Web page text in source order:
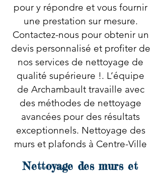
pour y répondre et vous fournir
une prestation sur mesure.
Contactez-nous pour obtenir un
devis personnalisé et profiter de
nos services de nettoyage de
qualité supérieure !. L’équipe
de Archambault travaille avec
des méthodes de nettoyage
avancées pour des résultats
exceptionnels. Nettoyage des
murs et plafonds à Centre-Ville
Nettoyage des murs et